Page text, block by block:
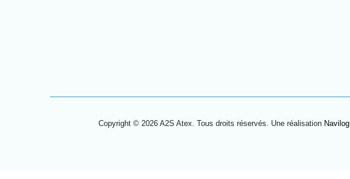
Copyright © 2026 A2S Atex. Tous droits réservés. Une réalisation Navilog